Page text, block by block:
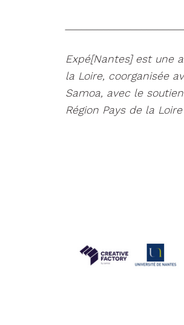
Expé[Nantes] est une
la Loire, coorganisée
Samoa, avec le
Région Pays de la